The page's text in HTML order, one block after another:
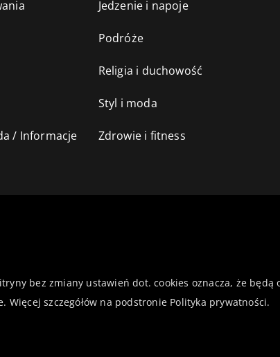
Jedzenie i napoje
Podróże
Religia i duchowość
Styl i moda
/ Informacje Zdrowie i fitness
bez zmiany ustawień dot. cookies oznacza, że będą
Więcej szczegółów na podstronie Polityka prywatności.